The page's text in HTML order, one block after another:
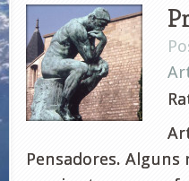
Pensadores.